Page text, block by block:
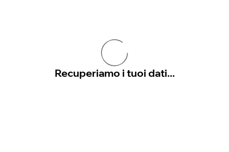
Recuperiamo i tuoi dati...